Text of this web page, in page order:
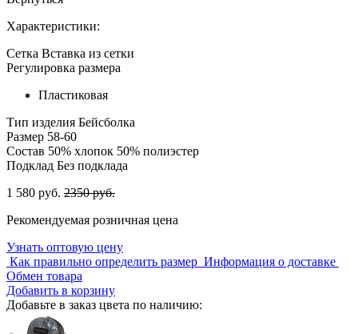
Характеристики:
Сетка Вставка из сетки
Регулировка размера
Пластиковая
Тип изделия Бейсболка
Размер 58-60
Состав 50% хлопок 50% полиэстер
Подклад Без подклада
1 580 руб. 2350 руб.
Рекомендуемая розничная цена
Узнать оптовую цену
Как правильно определить размер Информация о доставке
Обмен товара
Добавить в корзину
Добавьте в заказ цвета по наличию: